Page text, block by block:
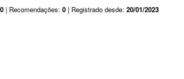
0 | Recomendações: 0 | Registrado desde: 20/01/2023